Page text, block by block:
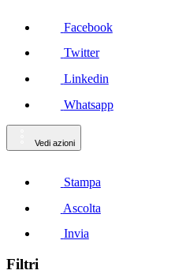
Facebook
Twitter
Linkedin
Whatsapp
Vedi azioni
Stampa
Ascolta
Invia
Filtri